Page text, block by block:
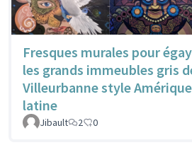
Fresques murales pour
les grands immeubles gris
Villeurbanne style Amérique
latine
Jibault 2 0